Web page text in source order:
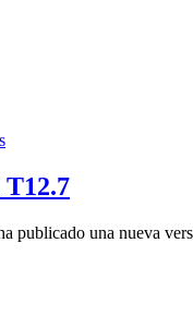
publicado una nueva